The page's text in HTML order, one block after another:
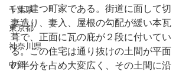
千葉県
東京都
神奈川県
中部
いに建つ町家である。街道に面して切
妻造り、妻入、屋根の勾配が緩い本瓦
葺で、正面に瓦の庇が２段に付いてい
る。この住宅は通り抜けの土間が平面
の半分を占め大変広く、その土間に沿